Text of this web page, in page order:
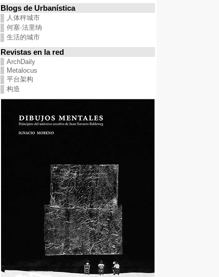
Blogs de Urbanística
人体秤城市
何塞·法里纳
生活的城市
Revistas en la red
ArchDaily
Metalocus
平台架构
构造